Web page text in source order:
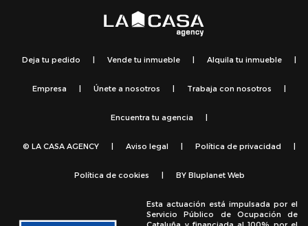
Deja tu pedido | Vende tu inmueble | Alquila tu inmueble |
Empresa | Únete a nosotros | Trabaja con nosotros |
Encuentra tu agencia |
© LA CASA AGENCY | Aviso legal | Política de privacidad |
Política de cookies | BY Bluplanet Web
Esta actuación está impulsada por el
Servicio Público de Ocupación de
Cataluña y financiada al 100% por el